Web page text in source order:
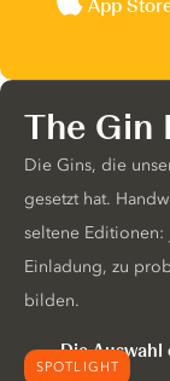
App
SPOTLIGHT
The Gin
Die Gins, die
gesetzt hat.
seltene
Einladung, zu
bilden.
Die Auswahl